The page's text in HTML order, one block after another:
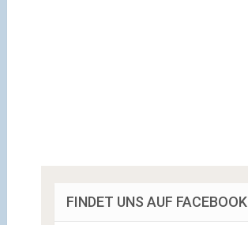
FINDET UNS AUF FACEBOOK